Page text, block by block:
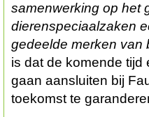
samenwerking op het
dierenspeciaalzaken
gedeelde merken van
is dat de komende
gaan aansluiten bij
toekomst te